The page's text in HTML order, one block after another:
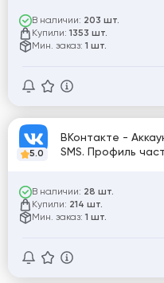
В наличии: 203 шт.
Купили: 1353 шт.
Мин. заказ: 1 шт.
5.0
ВКонтакте -
SMS. Профиль
В наличии: 28 шт.
Купили: 214 шт.
Мин. заказ: 1 шт.